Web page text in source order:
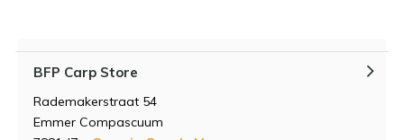
BFP Carp Store
Rademakerstraat 54
Emmer Compascuum